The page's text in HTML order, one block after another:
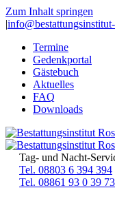
Zum Inhalt springen
|
Termine
Gedenkportal
Gästebuch
Aktuelles
FAQ
Downloads
Tag- und Nacht-
Tel. 08803 6 394 394
Tel. 08861 93 0 39 73